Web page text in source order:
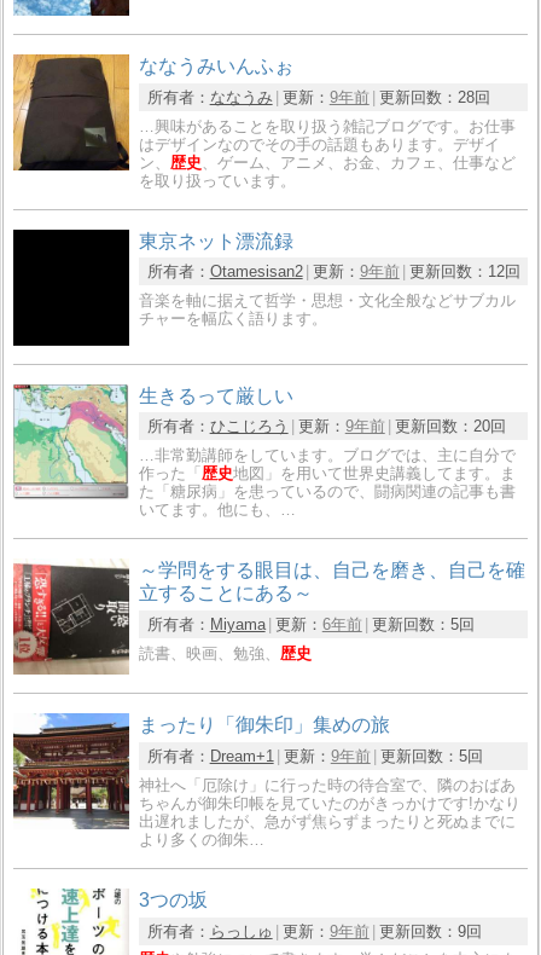
ななうみいんふぉ
所有者： ななうみ 更新： 9年前 更新回数： 28回
…興味があることを取り扱う雑記ブログです。お仕事
はデザインなのでその手の話題もあります。デザイ
ン、 歴史 、ゲーム、アニメ、お金、カフェ、仕事など
を取り扱っています。
東京ネット漂流録
所有者： Otamesisan2 更新： 9年前 更新回数： 12回
音楽を軸に据えて哲学・思想・文化全般などサブカル
チャーを幅広く語ります。
生きるって厳しい
所有者： ひこじろう 更新： 9年前 更新回数： 20回
…非常勤講師をしています。ブログでは、主に自分で
作った「歴史地図」を用いて世界史講義してます。ま
た「糖尿病」を患っているので、闘病関連の記事も書
いてます。他にも、…
～学問をする眼目は、自己を磨き、自己を確
立することにある～
所有者： Miyama 更新： 6年前 更新回数： 5回
読書、映画、勉強、 歴史
まったり「御朱印」集めの旅
所有者： Dream+1 更新： 9年前 更新回数： 5回
神社へ「厄除け」に行った時の待合室で、隣のおばあ
ちゃんが御朱印帳を見ていたのがきっかけです!かなり
出遅れましたが、急がず焦らずまったりと死ぬまでに
より多くの御朱…
3つの坂
所有者： らっしゅ 更新： 9年前 更新回数： 9回